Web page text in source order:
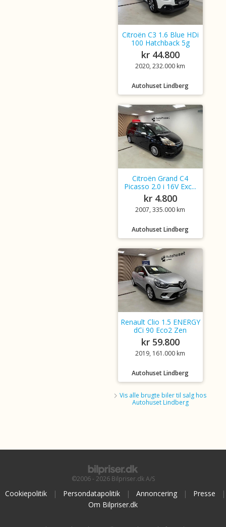
Citroën C3 1.6 Blue HDi
100 Hatchback 5g
kr 44.800
2020, 232.000 km
Autohuset Lindberg
Citroën Grand C4
Picasso 2.0 i 16V Exc...
kr 4.800
2007, 335.000 km
Autohuset Lindberg
Renault Clio 1.5 ENERGY
dCi 90 Eco2 Zen
kr 59.800
2019, 161.000 km
Autohuset Lindberg
Vis alle brugte biler til salg hos
Autohuset Lindberg
©2006 - 2026 Bilpriser.dk A/S
Cookiepolitik | Persondatapolitik | Annoncering | Presse
|
Om Bilpriser.dk